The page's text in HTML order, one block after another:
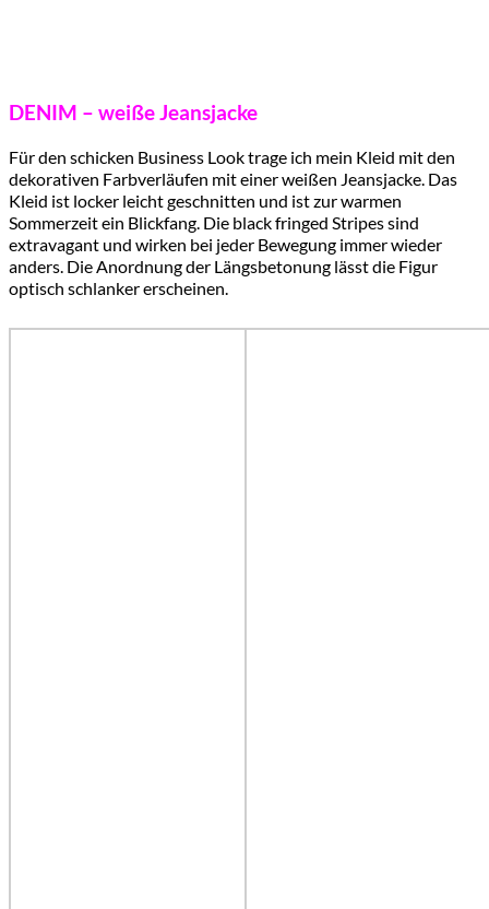
DENIM – weiße Jeansjacke
Für den schicken Business Look trage ich mein Kleid mit den
dekorativen Farbverläufen mit einer weißen Jeansjacke. Das
Kleid ist locker leicht geschnitten und ist zur warmen
Sommerzeit ein Blickfang. Die black fringed Stripes sind
extravagant und wirken bei jeder Bewegung immer wieder
anders. Die Anordnung der Längsbetonung lässt die Figur
optisch schlanker erscheinen.